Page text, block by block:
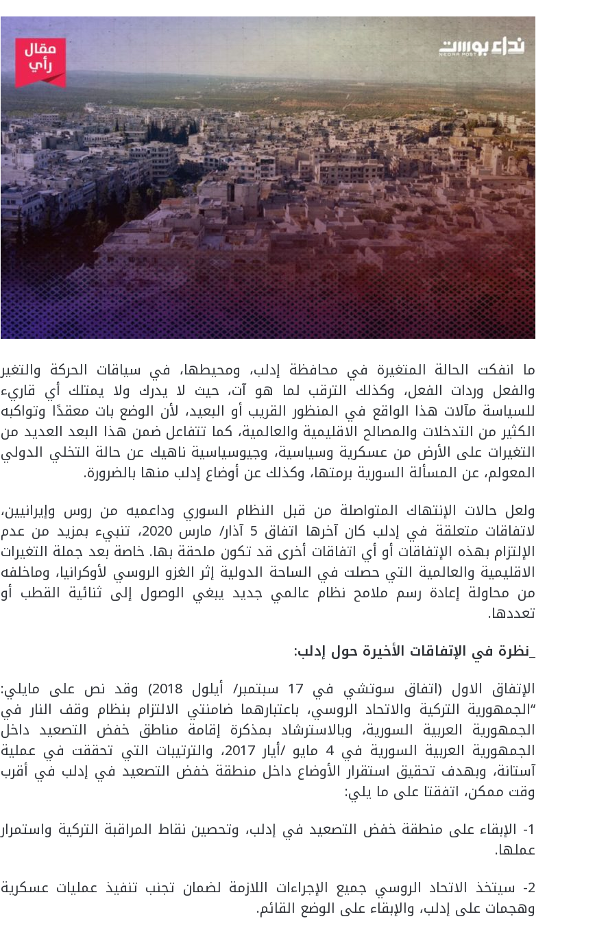
ما انفكت الحالة المتغيرة في محافظة إدلب، ومحيطها، في سياقات الحركة والتغير
والفعل وردات الفعل، وكذلك الترقب لما هو آت، حيث لا يدرك ولا يمتلك أي قاريء
للسياسة مآلات هذا الواقع في المنظور القريب أو البعيد، لأن الوضع بات معقدًا وتواكبه
الكثير من التدخلات والمصالح الاقليمية والعالمية، كما تتفاعل ضمن هذا البعد العديد من
التغيرات على الأرض من عسكرية وسياسية، وجيوسياسية ناهيك عن حالة التخلي الدولي
المعولم، عن المسألة السورية برمتها، وكذلك عن أوضاع إدلب منها بالضرورة.
ولعل حالات الإنتهاك المتواصلة من قبل النظام السوري وداعميه من روس وإيرانيين،
لاتفاقات متعلقة في إدلب كان آخرها اتفاق 5 آذار/ مارس 2020، تنبيء بمزيد من عدم
الإلتزام بهذه الإتفاقات أو أي اتفاقات أخرى قد تكون ملحقة بها. خاصة بعد جملة التغيرات
الاقليمية والعالمية التي حصلت في الساحة الدولية إثر الغزو الروسي لأوكرانيا، وماخلفه
من محاولة إعادة رسم ملامح نظام عالمي جديد يبغي الوصول إلى ثنائية القطب أو
تعددها.
_نظرة في الإتفاقات الأخيرة حول إدلب:
الإتفاق الاول (اتفاق سوتشي في 17 سبتمبر/ أيلول 2018) وقد نص على مايلي:
“الجمهورية التركية والاتحاد الروسي، باعتبارهما ضامنتي الالتزام بنظام وقف النار في
الجمهورية العربية السورية، وبالاسترشاد بمذكرة إقامة مناطق خفض التصعيد داخل
الجمهورية العربية السورية في 4 مايو /أيار 2017، والترتيبات التي تحققت في عملية
آستانة، وبهدف تحقيق استقرار الأوضاع داخل منطقة خفض التصعيد في إدلب في أقرب
وقت ممكن، اتفقتا على ما يلي:
1- الإبقاء على منطقة خفض التصعيد في إدلب، وتحصين نقاط المراقبة التركية واستمرار
عملها.
2- سيتخذ الاتحاد الروسي جميع الإجراءات اللازمة لضمان تجنب تنفيذ عمليات عسكرية
وهجمات على إدلب، والإبقاء على الوضع القائم.